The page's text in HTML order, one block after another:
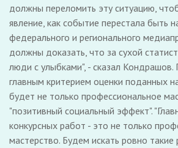
должны переломить эту ситуацию,
явление, как событие перестала быть
федерального и регионального
должны доказать, что за сухой
люди с улыбками", - сказал Кондрашов.
главным критерием оценки поданных
будет не только профессиональное
"позитивный социальный эффект".
конкурсных работ - это не только
мастерство. Будем искать ровно такие